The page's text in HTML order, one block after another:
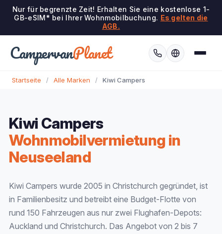
Nur für begrenzte Zeit! Erhalten Sie eine kostenlose 1-
GB-eSIM* bei Ihrer Wohnmobilbuchung. Es gelten die
AGB.
CampervanPlanet
Startseite / Alle Marken / Kiwi Campers
Kiwi Campers
Wohnmobilvermietung in
Neuseeland
Kiwi Campers wurde 2005 in Christchurch gegründet, ist
in Familienbesitz und betreibt eine Budget-Flotte von
rund 150 Fahrzeugen aus nur zwei Flughafen-Depots:
Auckland und Christchurch. Das Angebot von 2 bis 7